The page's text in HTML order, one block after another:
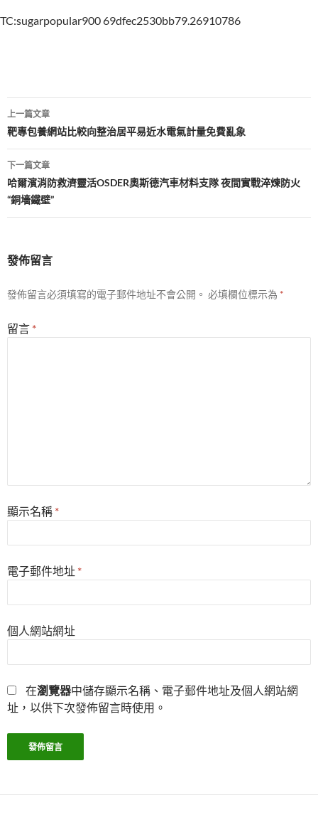
TC:sugarpopular900 69dfec2530bb79.26910786
文
章
導
覽
上一篇文章
靶專包養網站比較向整治居平易近水電氣計量免費亂象
下一篇文章
哈爾濱消防救濟靈活OSDER奧斯德汽車材料支隊 夜間實戰淬煉防火
“銅墻鐵壁”
發佈留言
發佈留言必須填寫的電子郵件地址不會公開。 必填欄位標示為 *
留言 *
顯示名稱 *
電子郵件地址 *
個人網站網址
在瀏覽器中儲存顯示名稱、電子郵件地址及個人網站網
址，以供下次發佈留言時使用。